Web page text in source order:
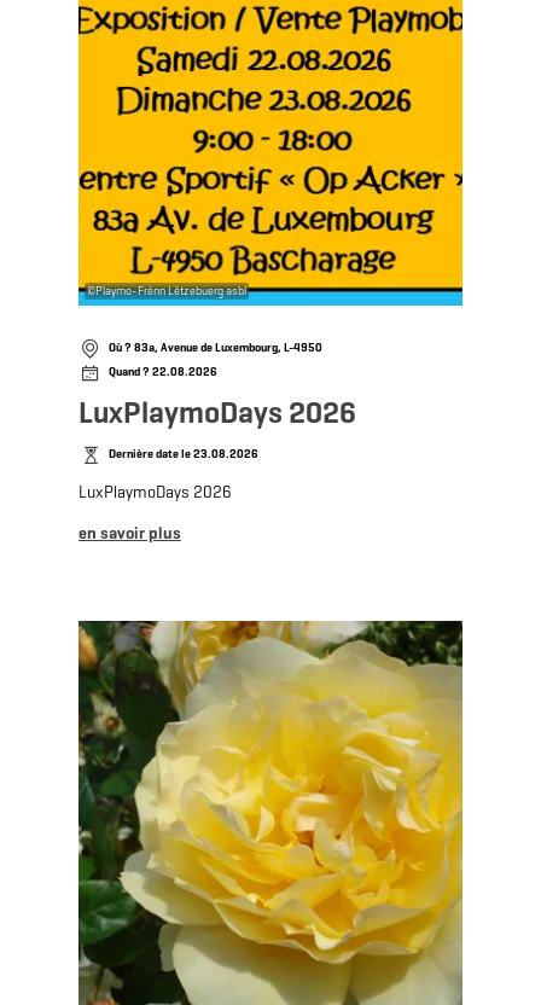
©Playmo-Frënn Lëtzebuerg asbl
Où ? 83a, Avenue de Luxembourg, L-4950
Quand ? 22.08.2026
LuxPlaymoDays 2026
Dernière date le 23.08.2026
LuxPlaymoDays 2026
en savoir plus